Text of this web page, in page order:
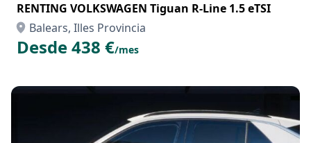
RENTING VOLKSWAGEN Tiguan R-Line 1.5 eTSI
Balears, Illes Provincia
Desde 438 €/mes